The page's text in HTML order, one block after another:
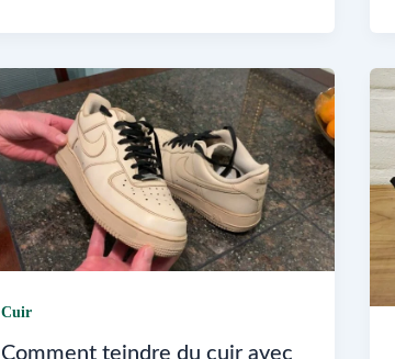
Garonne
Cuir
Comment teindre du cuir avec